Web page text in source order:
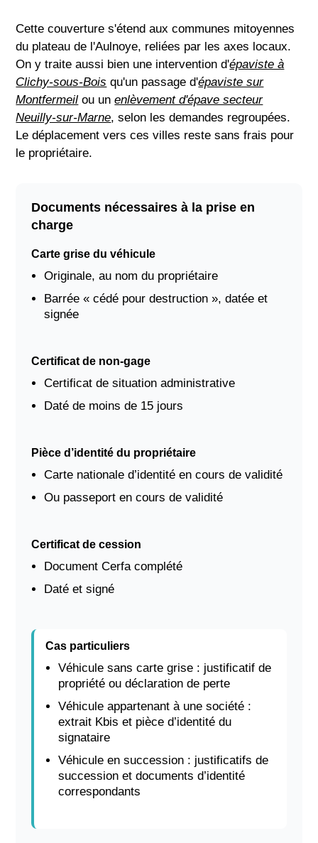
Cette couverture s'étend aux communes mitoyennes
du plateau de l'Aulnoye, reliées par les axes locaux.
On y traite aussi bien une intervention d'épaviste à
Clichy-sous-Bois qu'un passage d'épaviste sur
Montfermeil ou unenlèvement d'épave secteur
Neuilly-sur-Marne, selon les demandes regroupées.
Le déplacement vers ces villes reste sans frais pour
le propriétaire.
Documents nécessaires à la prise en
charge
Carte grise du véhicule
Originale, au nom du propriétaire
Barrée « cédé pour destruction », datée et
signée
Certificat de non-gage
Certificat de situation administrative
Daté de moins de 15 jours
Pièce d’identité du propriétaire
Carte nationale d’identité en cours de validité
Ou passeport en cours de validité
Certificat de cession
Document Cerfa complété
Daté et signé
Cas particuliers
Véhicule sans carte grise : justificatif de
propriété ou déclaration de perte
Véhicule appartenant à une société :
extrait Kbis et pièce d’identité du
signataire
Véhicule en succession : justificatifs de
succession et documents d’identité
correspondants